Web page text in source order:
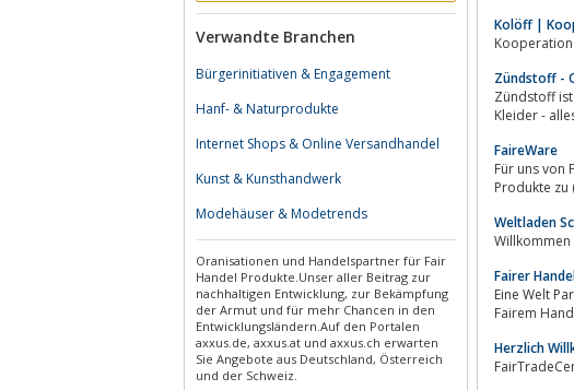
Verwandte Branchen
Bürgerinitiativen & Engagement
Hanf- & Naturprodukte
Internet Shops & Online Versandhandel
Kunst & Kunsthandwerk
Modehäuser & Modetrends
Oranisationen und Handelspartner für Fair
Handel Produkte.Unser aller Beitrag zur
nachhaltigen Entwicklung, zur Bekämpfung
der Armut und für mehr Chancen in den
Entwicklungsländern.Auf den Portalen
axxus.de, axxus.at und axxus.ch erwarten
Sie Angebote aus Deutschland, Österreich
und der Schweiz.
Kolöff |
Zündstoff -
Zündstoff ist einer
Kleider -
FaireWare
Für uns von FaireWare
Produkte zu
Weltladen
Willkommen
Fairer
Eine Welt
Fairem
Herzlich